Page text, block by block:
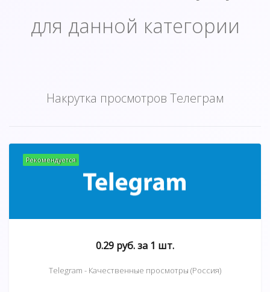
для данной категории
Накрутка просмотров Телеграм
Рекомендуется
0.29 руб. за 1 шт.
Telegram - Качественные просмотры (Россия)